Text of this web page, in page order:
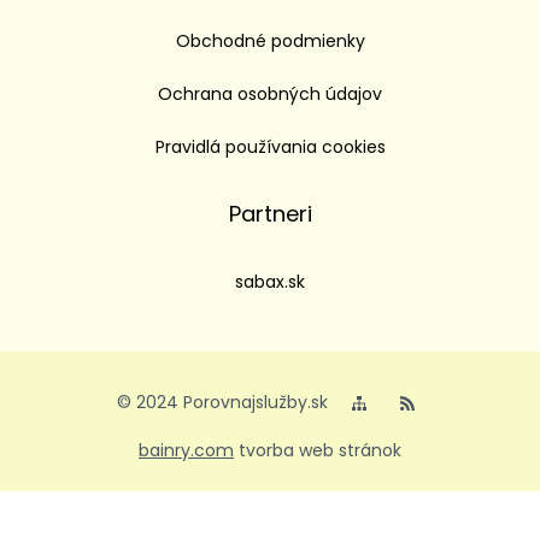
Obchodné podmienky
Ochrana osobných údajov
Pravidlá používania cookies
Partneri
sabax.sk
© 2024 Porovnajslužby.sk
bainry.com tvorba web stránok